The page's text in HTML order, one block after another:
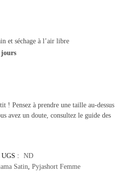
et séchage à l’air libre
jours
! Pensez à prendre une taille au-dessus
avez un doute, consultez le guide des
UGS :
ND
Satin Pyjashort Femme